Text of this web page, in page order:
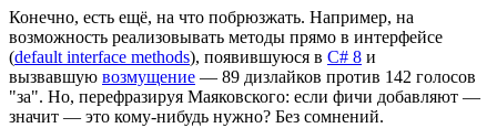
Конечно, есть ещё, на что побрюзжать. Например, на
возможность реализовывать методы прямо в интерфейсе
(default interface methods), появившуюся в C# 8 и
вызвавшую возмущение — 89 дизлайков против 142 голосов
"за". Но, перефразируя Маяковского: если фичи добавляют —
значит — это кому-нибудь нужно? Без сомнений.